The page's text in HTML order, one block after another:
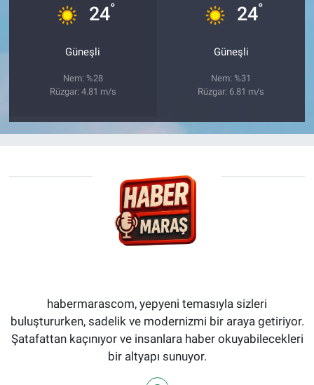
24°
Güneşli
Nem: %28
Rüzgar: 4.81 m/s
24°
Güneşli
Nem: %31
Rüzgar: 6.81 m/s
habermarascom, yepyeni temasıyla sizleri
buluştururken, sadelik ve modernizmi bir araya getiriyor.
Şatafattan kaçınıyor ve insanlara haber okuyabilecekleri
bir altyapı sunuyor.